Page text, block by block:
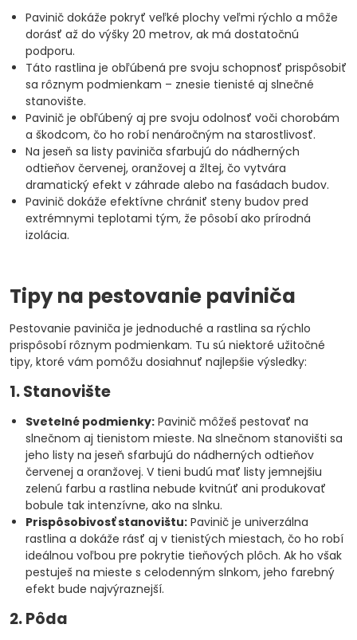
Pavinič dokáže pokryť veľké plochy veľmi rýchlo a môže
dorásť až do výšky 20 metrov, ak má dostatočnú
podporu.
Táto rastlina je obľúbená pre svoju schopnosť prispôsobiť
sa rôznym podmienkam – znesie tienisté aj slnečné
stanovište.
Pavinič je obľúbený aj pre svoju odolnosť voči chorobám
a škodcom, čo ho robí nenáročným na starostlivosť.
Na jeseň sa listy paviniča sfarbujú do nádherných
odtieňov červenej, oranžovej a žltej, čo vytvára
dramatický efekt v záhrade alebo na fasádach budov.
Pavinič dokáže efektívne chrániť steny budov pred
extrémnymi teplotami tým, že pôsobí ako prírodná
izolácia.
Tipy na pestovanie paviniča
Pestovanie paviniča je jednoduché a rastlina sa rýchlo
prispôsobí rôznym podmienkam. Tu sú niektoré užitočné
tipy, ktoré vám pomôžu dosiahnuť najlepšie výsledky:
1. Stanovište
Svetelné podmienky: Pavinič môžeš pestovať na
slnečnom aj tienistom mieste. Na slnečnom stanovišti sa
jeho listy na jeseň sfarbujú do nádherných odtieňov
červenej a oranžovej. V tieni budú mať listy jemnejšiu
zelenú farbu a rastlina nebude kvitnúť ani produkovať
bobule tak intenzívne, ako na slnku.
Prispôsobivosť stanovištu: Pavinič je univerzálna
rastlina a dokáže rásť aj v tienistých miestach, čo ho robí
ideálnou voľbou pre pokrytie tieňových plôch. Ak ho však
pestuješ na mieste s celodenným slnkom, jeho farebný
efekt bude najvýraznejší.
2. Pôda